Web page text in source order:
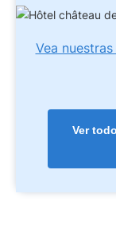
Vea
Ver